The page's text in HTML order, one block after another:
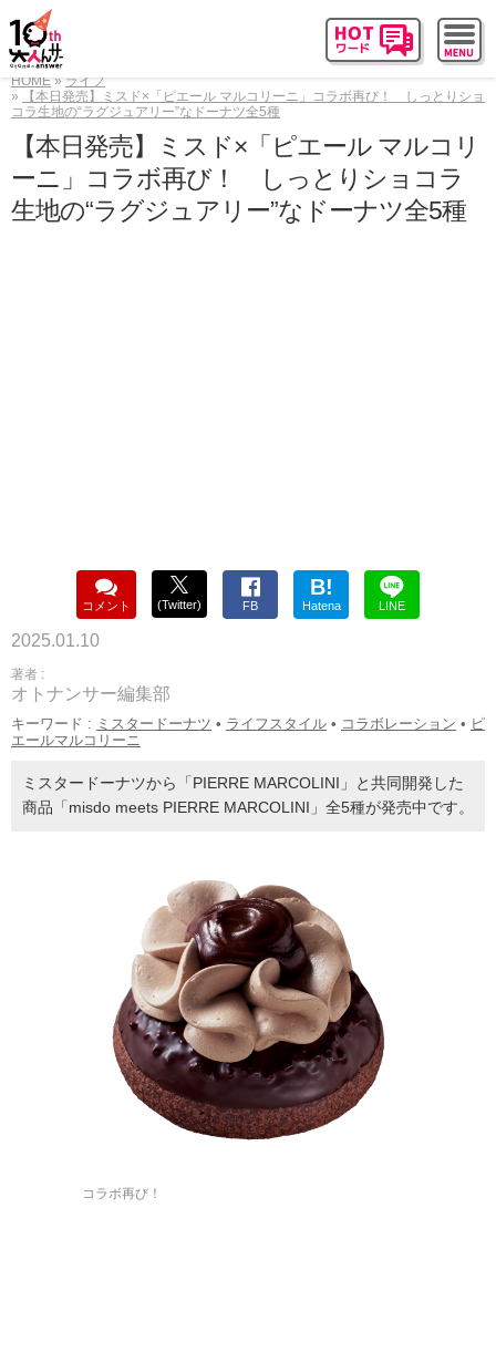
HOME
ライフ
【本日発売】ミスド×「ピエール マルコリーニ」コラボ再び！ しっとりショ
コラ生地の“ラグジュアリー”なドーナツ全5種
【本日発売】ミスド×「ピエール マルコリ
ーニ」コラボ再び！ しっとりショコラ
生地の“ラグジュアリー”なドーナツ全5種
コメント (Twitter) FB
B!
Hatena LINE
2025.01.10
著者 :
オトナンサー編集部
キーワード : ミスタードーナツ • ライフスタイル • コラボレーション • ピ
エールマルコリーニ
ミスタードーナツから「PIERRE MARCOLINI」と共同開発した
商品「misdo meets PIERRE MARCOLINI」全5種が発売中です。
コラボ再び！